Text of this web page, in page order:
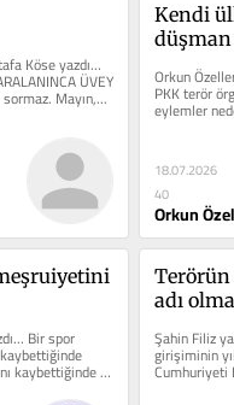
Köse yazdı…
ÜVEY
Mayın,...
Kendi
Orkun
PKK terör
eylemler
yeniden
18.07.2026
40
Orkun
Bir spor
kaybettiğinde
Terörün
adı
Şahin Filiz
girişiminin
Cumhuriyeti